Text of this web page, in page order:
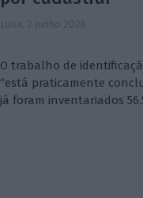
Lusa, 2 Junho 2026
O trabalho de
“está praticamente
já foram inventariados